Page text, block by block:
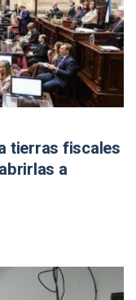
tierras fiscales
a